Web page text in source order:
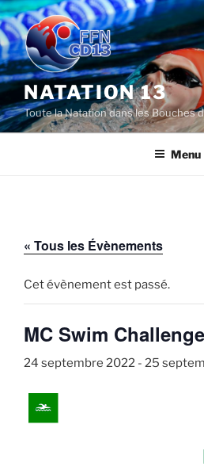
Aller
au
contenu
principal
NATATION 13
Toute la Natation dans les Bouches
Menu
« Tous les Évènements
Cet évènement est passé.
MC Swim Challenge
24 septembre 2022 - 25